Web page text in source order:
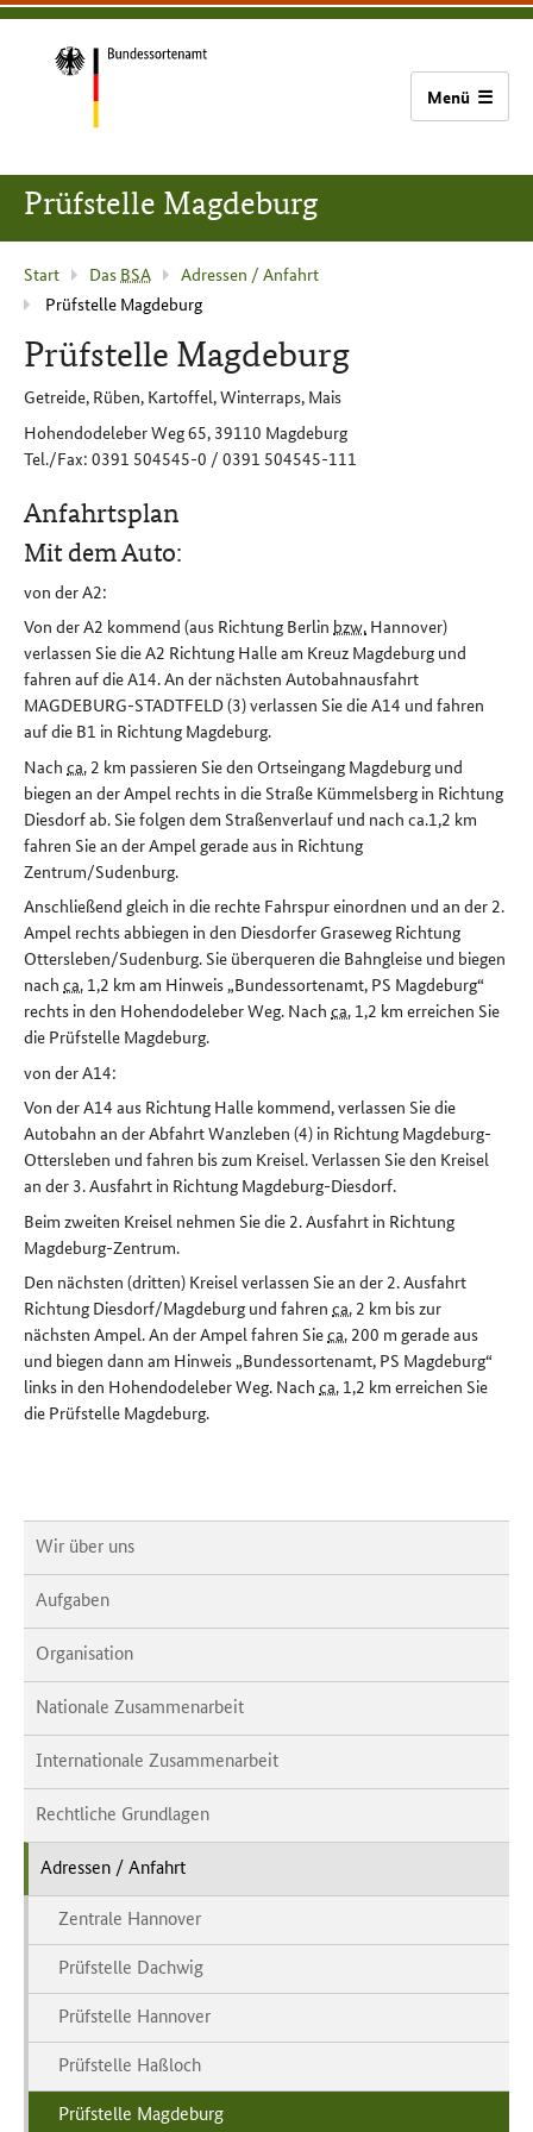
zum
(Navigation
zur
zum
Bundessortenamt
Zur
Startseite
Prüfstelle Magdeburg
Aktuelle
Seite
:
Start Das BSA
Adressen / Anfahrt
Prüfstelle Magdeburg
Prüfstelle Magdeburg
Getreide, Rüben, Kartoffel, Winterraps, Mais
Hohendodeleber Weg 65, 39110 Magdeburg
Tel./Fax: 0391 504545-0 / 0391 504545-111
Anfahrtsplan
Mit dem Auto:
von der A2:
Von der A2 kommend (aus Richtung Berlin bzw. Hannover)
verlassen Sie die A2 Richtung Halle am Kreuz Magdeburg und
fahren auf die A14. An der nächsten Autobahnausfahrt
MAGDEBURG-STADTFELD (3) verlassen Sie die A14 und fahren
auf die B1 in Richtung Magdeburg.
Nach ca. 2 km passieren Sie den Ortseingang Magdeburg und
biegen an der Ampel rechts in die Straße Kümmelsberg in Richtung
Diesdorf ab. Sie folgen dem Straßenverlauf und nach ca.1,2 km
fahren Sie an der Ampel gerade aus in Richtung
Zentrum/Sudenburg.
Anschließend gleich in die rechte Fahrspur einordnen und an der 2.
Ampel rechts abbiegen in den Diesdorfer Graseweg Richtung
Ottersleben/Sudenburg. Sie überqueren die Bahngleise und biegen
nach ca. 1,2 km am Hinweis „Bundessortenamt, PS Magdeburg“
rechts in den Hohendodeleber Weg. Nach ca. 1,2 km erreichen Sie
die Prüfstelle Magdeburg.
von der A14:
Von der A14 aus Richtung Halle kommend, verlassen Sie die
Autobahn an der Abfahrt Wanzleben (4) in Richtung Magdeburg-
Ottersleben und fahren bis zum Kreisel. Verlassen Sie den Kreisel
an der 3. Ausfahrt in Richtung Magdeburg-Diesdorf.
Beim zweiten Kreisel nehmen Sie die 2. Ausfahrt in Richtung
Magdeburg-Zentrum.
Den nächsten (dritten) Kreisel verlassen Sie an der 2. Ausfahrt
Richtung Diesdorf/Magdeburg und fahren ca. 2 km bis zur
nächsten Ampel. An der Ampel fahren Sieca. 200 m gerade aus
und biegen dann am Hinweis „Bundessortenamt, PS Magdeburg“
links in den Hohendodeleber Weg. Nach ca. 1,2 km erreichen Sie
die Prüfstelle Magdeburg.
Wir über uns
Aufgaben
Organisation
Nationale Zusammenarbeit
Internationale Zusammenarbeit
Rechtliche Grundlagen
Adressen / Anfahrt
Zentrale Hannover
Prüfstelle Dachwig
Prüfstelle Hannover
Prüfstelle Haßloch
Prüfstelle Magdeburg